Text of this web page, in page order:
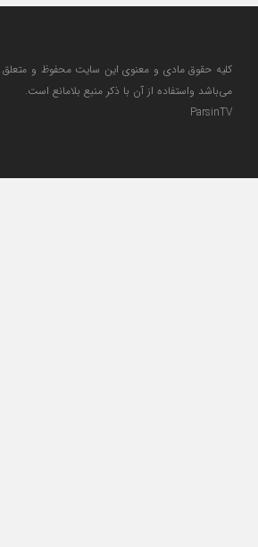
می‌باشد واستفاده از آن با ذکر منبع بلامانع است.
ParsinTV